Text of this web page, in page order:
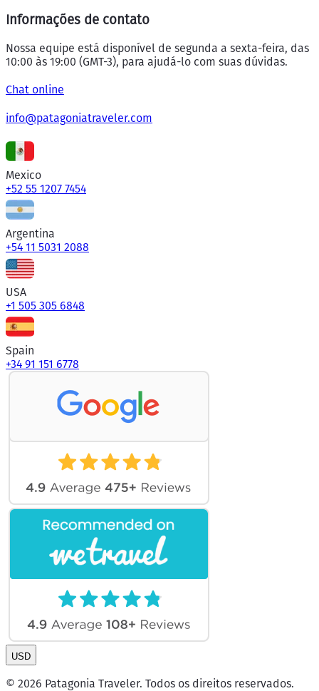
Informações de contato
Nossa equipe está disponível de segunda a sexta-feira, das
10:00 às 19:00 (GMT-3), para ajudá-lo com suas dúvidas.
Chat online
info@patagoniatraveler.com
Mexico
+52 55 1207 7454
Argentina
+54 11 5031 2088
USA
+1 505 305 6848
Spain
+34 91 151 6778
USD
© 2026 Patagonia Traveler. Todos os direitos reservados.